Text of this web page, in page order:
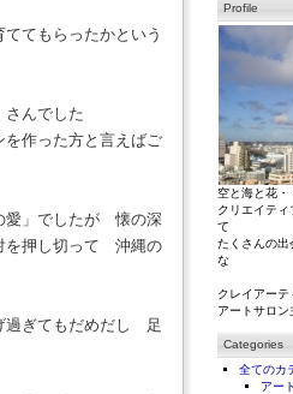
てもらったかという
んでした
作った方と言えばご
愛」でしたが 懐の深
を押し切って 沖縄の
過ぎてもだめだし 足
Profile
空と海と花・
クリエイティ
て
たくさんの出
な
クレイアーテ
アートサロン
Categories
全てのカ
アート